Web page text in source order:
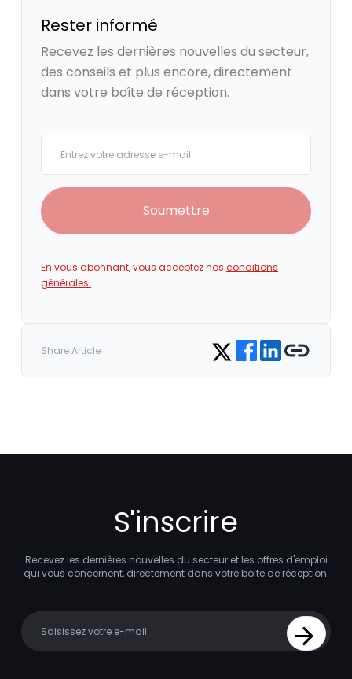
Rester informé
Recevez les dernières nouvelles du secteur,
des conseils et plus encore, directement
dans votre boîte de réception.
Soumettre
En vous abonnant, vous acceptez nos conditions
générales.
Share Article Share on Twitter
Share on Facebook
Share on LinkedIn
Copy link
S'inscrire
Recevez les dernières nouvelles du secteur et les offres d'emploi
qui vous concernent, directement dans votre boîte de réception.
Sign Up